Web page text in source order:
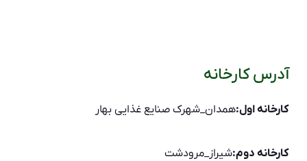
آدرس کارخانه
کارخانه اول:همدان_شهرک صنایع غذایی بهار
کارخانه دوم:شیراز_مرودشت